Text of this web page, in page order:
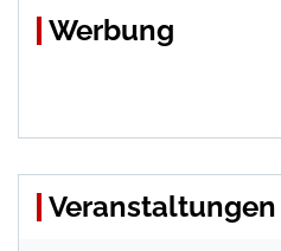
Werbung
Veranstaltungen